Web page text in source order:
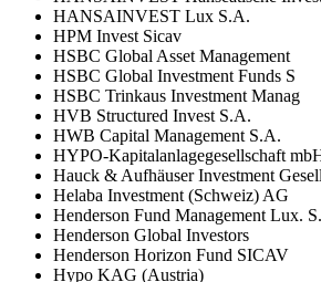
HANSAINVEST Lux S.A.
HPM Invest Sicav
HSBC Global Asset Management
HSBC Global Investment Funds S
HSBC Trinkaus Investment Manag
HVB Structured Invest S.A.
HWB Capital Management S.A.
HYPO-Kapitalanlagegesellschaft
Hauck & Aufhäuser Investment
Helaba Investment (Schweiz) AG
Henderson Fund Management Lux.
Henderson Global Investors
Henderson Horizon Fund SICAV
Hypo KAG (Austria)